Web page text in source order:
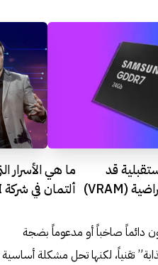
قد
تحتوي على ذاكرة عشوائية افتراضية (VRAM)
ما هي
ألتمان في شركة Open AI
دائماً صاخباً أو مدعوماً بضجة
تقنياً، لكنها تحل مشكلة أساسية